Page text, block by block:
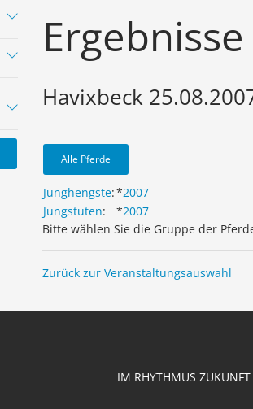
Ergebnisse
Havixbeck
Alle Pferde
Junghengste:*2007
Jungstuten: *2007
Bitte wählen Sie die Gruppe der
Zurück zur Veranstaltungsauswahl
IM RHYTHMUS ZUKUNFT